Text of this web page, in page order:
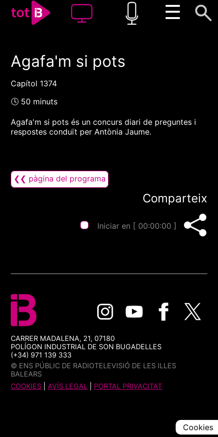
☰
00:00 00:00
Agafa'm si pots
Capítol 1374
🕓 50 minuts
Agafa'm si pots és un concurs diari de preguntes i
respostes conduït per Antònia Jaume.
❮❮ pàgina del programa
Comparteix
Iniciar en [ 00:00:00 ]
CARRER MADALENA, 21, 07180
POLÍGON INDUSTRIAL DE SON BUGADELLES
(+34) 971 139 333
© ENS PÚBLIC DE RADIOTELEVISIÓ DE LES ILLES
BALEARS
COOKIES |AVÍS LEGAL PORTAL PRIVACITAT
Cookies